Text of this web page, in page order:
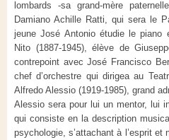
lombards -sa grand-mère
Damiano Achille Ratti, qui sera le
jeune José Antonio étudie le
Nito (1887-1945), élève de
contrepoint avec José Francisco
chef d’orchestre qui dirigea au
Alfredo Alessio (1919-1985), grand
Alessio sera pour lui un mentor, lui
qui consiste en la description
psychologie, s’attachant à l’esprit